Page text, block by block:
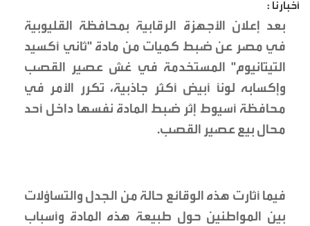
أخبارنا :
بعد إعلان الأجهزة الرقابية بمحافظة القليوبية
في مصر عن ضبط كميات من مادة "ثاني أكسيد
التيتانيوم" المستخدمة في غش عصير القصب
وإكسابه لوناً أبيض أكثر جاذبية، تكرر الأمر في
محافظة أسيوط إثر ضبط المادة نفسها داخل أحد
محال بيع عصير القصب.
فيما أثارت هذه الوقائع حالة من الجدل والتساؤلات
بين المواطنين حول طبيعة هذه المادة وأسباب